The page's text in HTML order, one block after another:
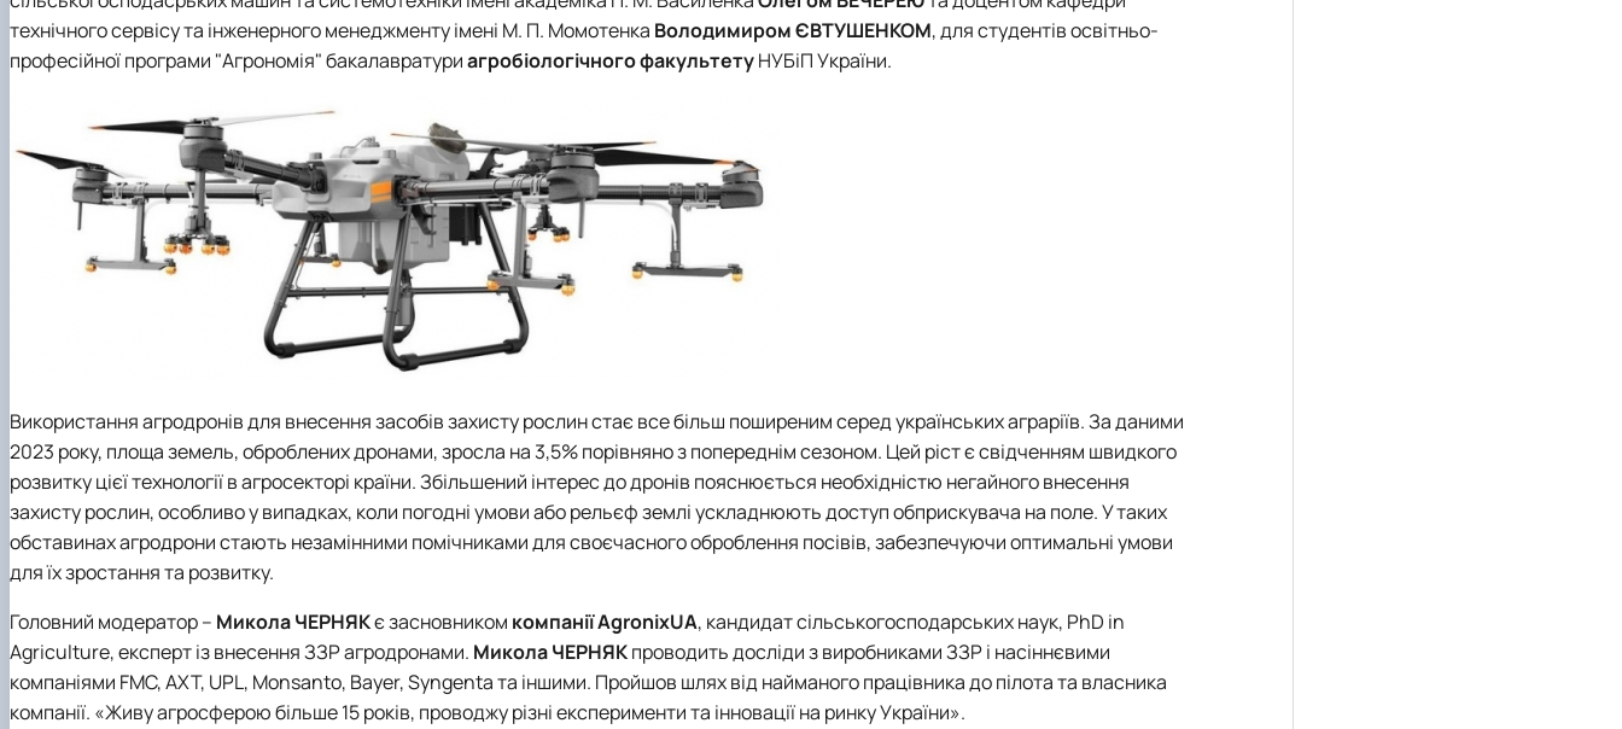
технічного сервісу та інженерного менеджменту імені М. П. Момотенка Володимиром ЄВТУШЕНКОМ, для студентів освітньо-
професійної програми "Агрономія" бакалавратуриагробіологічного факультетуНУБіП України.
Використання агродронів для внесення засобів захисту рослин стає все більш поширеним серед українських аграріїв. За даними
2023 року, площа земель, оброблених дронами, зросла на 3,5% порівняно з попереднім сезоном. Цей ріст є свідченням швидкого
розвитку цієї технології в агросекторі країни. Збільшений інтерес до дронів пояснюється необхідністю негайного внесення
захисту рослин, особливо у випадках, коли погодні умови або рельєф землі ускладнюють доступ обприскувача на поле. У таких
обставинах агродрони стають незамінними помічниками для своєчасного оброблення посівів, забезпечуючи оптимальні умови
для їх зростання та розвитку.
Головний модератор – Микола ЧЕРНЯКє засновником компаніїAgronixUA, кандидат сільськогосподарських наук, PhD in
Agriculture, експерт із внесення ЗЗР агродронами. Микола ЧЕРНЯКпроводить досліди з виробниками ЗЗР і насіннєвими
компаніями FMC, АХТ, UPL, Monsanto, Bayer, Syngenta та іншими. Пройшов шлях від найманого працівника до пілота та власника
компанії. «Живу агросферою більше 15 років, проводжу різні експерименти та інновації на ринку України».